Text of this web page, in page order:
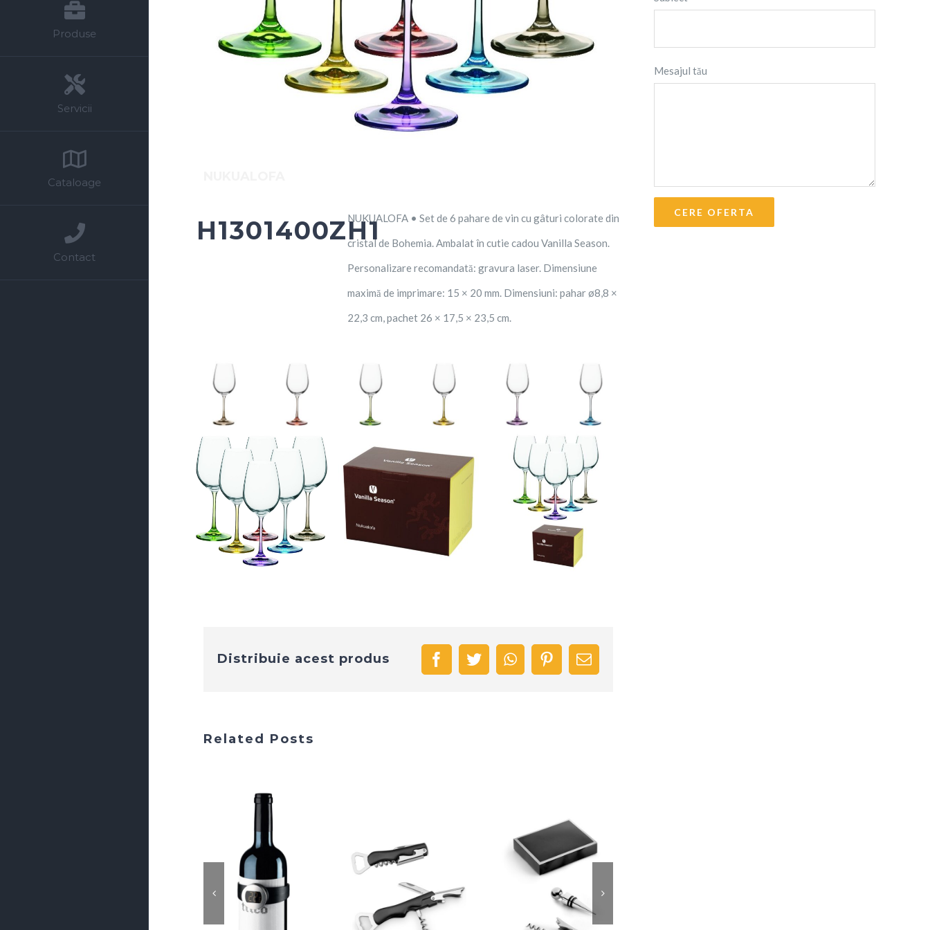
Produse
Servicii
Cataloage
Contact
H1301400ZH1NUKUALOFA • Set de 6 pahare de vin cu gâturi colorate din
cristal de Bohemia. Ambalat în cutie cadou Vanilla Season.
Personalizare recomandată: gravura laser. Dimensiune
maximă de imprimare: 15 × 20 mm. Dimensiuni: pahar ø8,8 ×
22,3 cm, pachet 26 × 17,5 × 23,5 cm.
Distribuie acest produs facebooktwitterwhatsapppinterestEmail
Related Posts
Mesajul tău